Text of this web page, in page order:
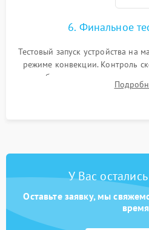
6. Финальное
Тестовый запуск устройства на
режиме конвекции. Контроль
срабатывания термостата
температуры и тест на
У Вас
Оставьте заявку, мы
время